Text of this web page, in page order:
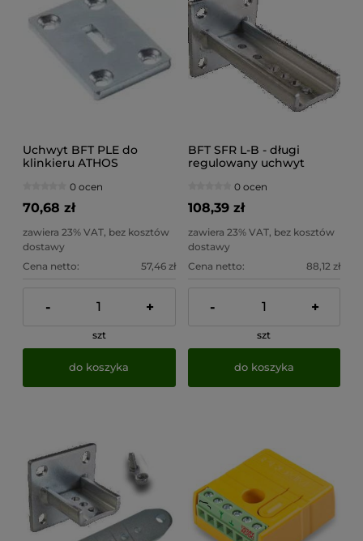
Uchwyt BFT PLE do
klinkieru ATHOS
przyspawania
0 ocen
70,68 zł
zawiera 23% VAT, bez kosztów
dostawy
Cena netto:
57,46 zł
- +
szt
do koszyka
BFT SFR L-B - długi
regulowany uchwyt
na 1 siłownik (N735003)
0 ocen
108,39 zł
zawiera 23% VAT, bez kosztów
dostawy
Cena netto:
88,12 zł
- +
szt
do koszyka